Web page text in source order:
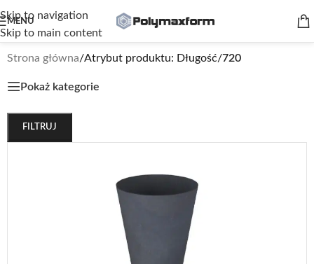
Skip to navigation
Skip to main content
MENU
Strona główna/Atrybut produktu: Długość/720
Pokaż kategorie
FILTRUJ